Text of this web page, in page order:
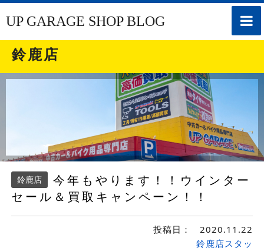
toggle
UP GARAGE SHOP BLOG
鈴鹿店
鈴鹿店
今年もやります！！ウインター
セール＆買取キャンペーン！！
投稿日： 2020.11.22
鈴鹿店スタッ